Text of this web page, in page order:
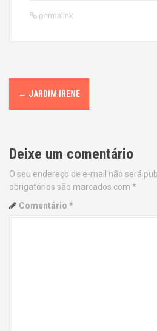
permalink
P
o
t
n
a
← JARDIM IRENE
Deixe um comentário
O seu endereço de e-mail não será
obrigatórios são marcados com *
Comentário *